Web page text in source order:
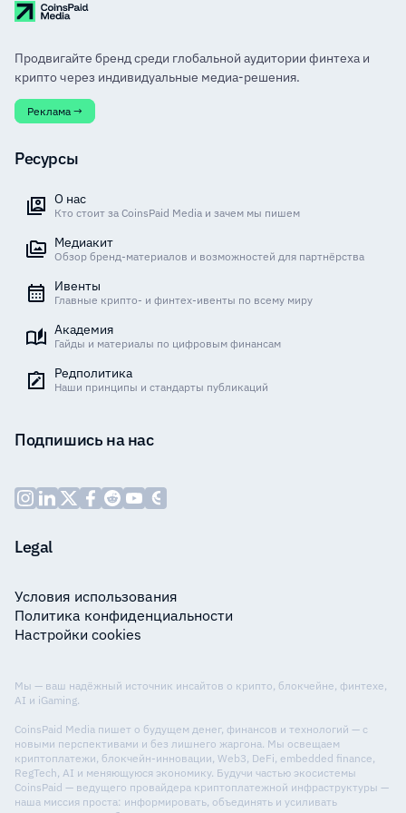
Продвигайте бренд среди глобальной аудитории финтеха и
крипто через индивидуальные медиа-решения.
Реклама →
Ресурсы
О нас
Кто стоит за CoinsPaid Media и зачем мы пишем
Медиакит
Обзор бренд-материалов и возможностей для партнёрства
Ивенты
Главные крипто- и финтех-ивенты по всему миру
Академия
Гайды и материалы по цифровым финансам
Редполитика
Наши принципы и стандарты публикаций
Подпишись на нас
Legal
Условия использования
Политика конфиденциальности
Настройки cookies
Мы — ваш надёжный источник инсайтов о крипто, блокчейне, финтехе,
AI и iGaming.
CoinsPaid Media пишет о будущем денег, финансов и технологий — с
новыми перспективами и без лишнего жаргона. Мы освещаем
криптоплатежи, блокчейн-инновации, Web3, DeFi, embedded finance,
RegTech, AI и меняющуюся экономику. Будучи частью экосистемы
CoinsPaid — ведущего провайдера криптоплатежной инфраструктуры —
наша миссия проста: информировать, объединять и усиливать